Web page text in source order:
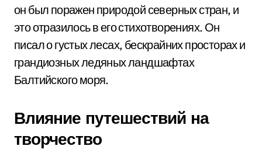
он был поражен природой северных стран, и
это отразилось в его стихотворениях. Он
писал о густых лесах, бескрайних просторах и
грандиозных ледяных ландшафтах
Балтийского моря.
Влияние путешествий на
творчество